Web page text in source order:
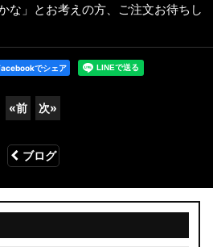
な」とお考えの方、ご注文お待ちし
でシェア
«前 次»
ブログ